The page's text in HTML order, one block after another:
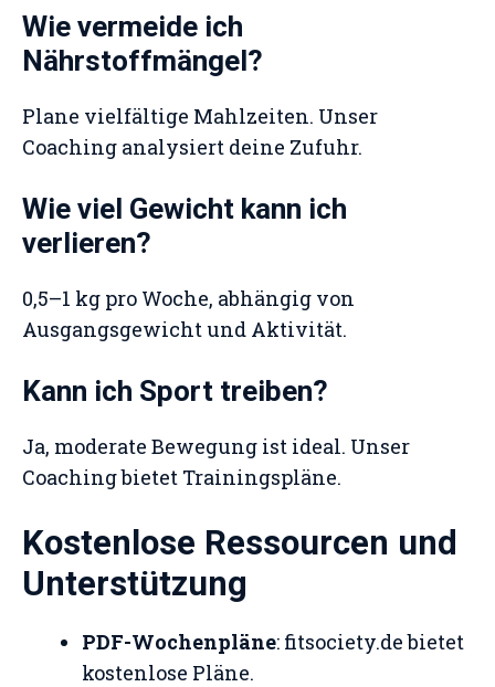
Wie vermeide ich
Nährstoffmängel?
Plane vielfältige Mahlzeiten. Unser
Coaching analysiert deine Zufuhr.
Wie viel Gewicht kann ich
verlieren?
0,5–1 kg pro Woche, abhängig von
Ausgangsgewicht und Aktivität.
Kann ich Sport treiben?
Ja, moderate Bewegung ist ideal. Unser
Coaching bietet Trainingspläne.
Kostenlose Ressourcen und
Unterstützung
PDF-Wochenpläne: fitsociety.de bietet
kostenlose Pläne.